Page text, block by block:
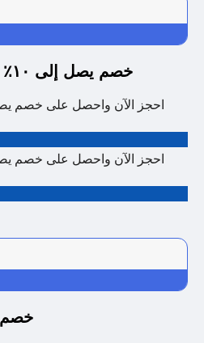
خصم يصل إلى ١٠٪ على فندق بيرن أوبرا
خصم ١٠٪ على فندق أوبرا